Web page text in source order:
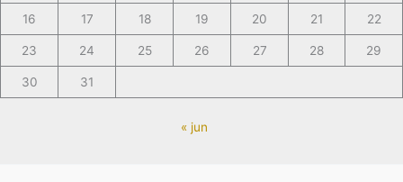
16 17 18 19 20 21 22
23 24 25 26 27 28 29
30 31
« jun